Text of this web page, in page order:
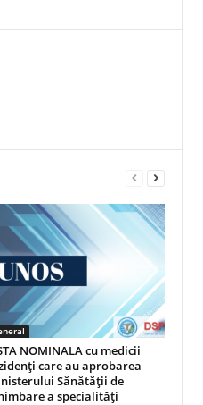
NOMINALA cu medicii
care au aprobarea
Sănătăţii de
a specialităţi